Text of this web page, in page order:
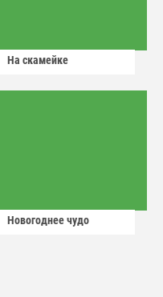
На скамейке
Новогоднее чудо